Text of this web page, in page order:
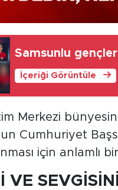
Samsunlu
İçeriği Görüntüle
Merkezi
Cumhuriyet
için anlamlı
VE